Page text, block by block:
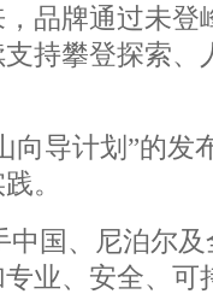
品牌通过未登
持攀登探索、
向导计划”的发
。
中国、尼泊尔
业、安全、可